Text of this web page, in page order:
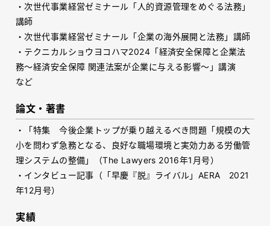
・次世代事業経営ゼミナール「人的資源管理をめぐる法務」
講師
・次世代事業経営ゼミナール「企業の海外展開と法務」講師
・テクニカルショウヨコハマ2024「経済安全保障と企業法
務～経済安全保障 関連法案が企業に与える影響～」講演
など
論文・著書
・「特集 今後企業トップが乗り越えるべき問題「規模の大
小を問わず急務となる、良好な職場環境と実効力ある労働管
理システムの整備」（The Lawyers 2016年1月号）
・インタビュー記事（「早慶『脱』ライバル」AERA 2021
年12月号）
実績